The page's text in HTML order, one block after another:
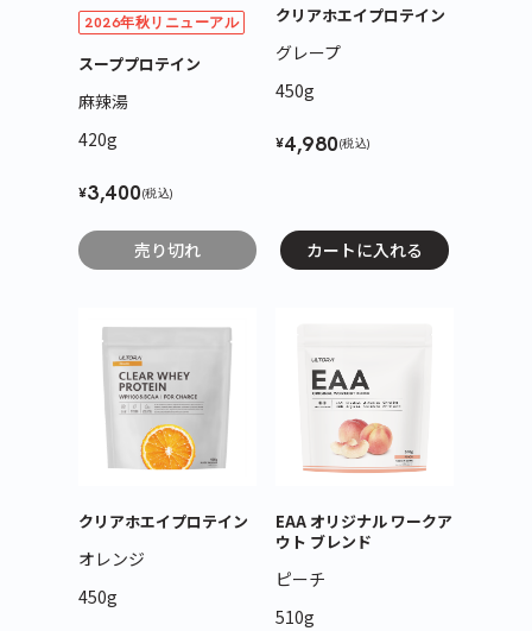
2026年秋リニューアル
スーププロテイン
麻辣湯
420g
¥3,400(税込)
売り切れ
クリアホエイプロテイン
グレープ
450g
¥4,980(税込)
カートに入れる
クリアホエイプロテイン
オレンジ
450g
EAA オリジナル ワークア
ウト ブレンド
ピーチ
510g
こちらも一緒にいかがですか？
(税込)
抹茶ラテ
810g
5,940 ¥